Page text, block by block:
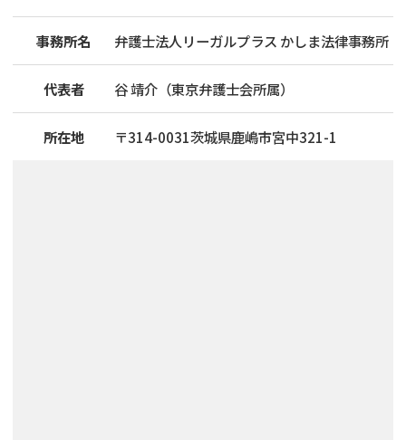
事務所名 弁護士法人リーガルプラス かしま法律事務所
代表者 谷 靖介（東京弁護士会所属）
所在地 〒314-0031茨城県鹿嶋市宮中321-1